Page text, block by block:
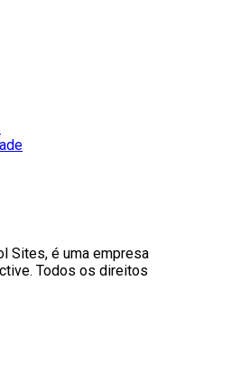
Sites, é uma empresa
Todos os direitos